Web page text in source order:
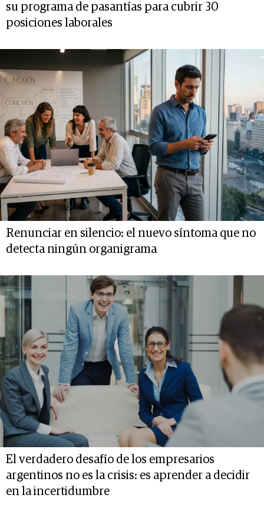
su programa de pasantías para cubrir 30
posiciones laborales
Renunciar en silencio: el nuevo síntoma que no
detecta ningún organigrama
El verdadero desafío de los empresarios
argentinos no es la crisis: es aprender a decidir
en la incertidumbre